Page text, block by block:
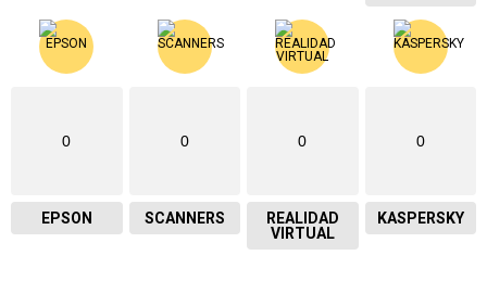
0
EPSON
0
SCANNERS
0
REALIDAD
VIRTUAL
0
KASPERSKY